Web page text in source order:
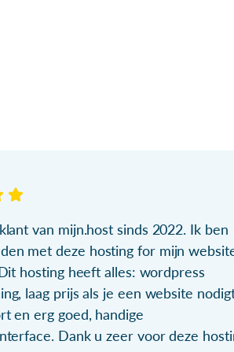
van mijn.host sinds 2022. Ik ben
met deze hosting for mijn
hosting heeft alles: wordpress
laag prijs als je een website
en erg goed, handige
Dank u zeer voor deze